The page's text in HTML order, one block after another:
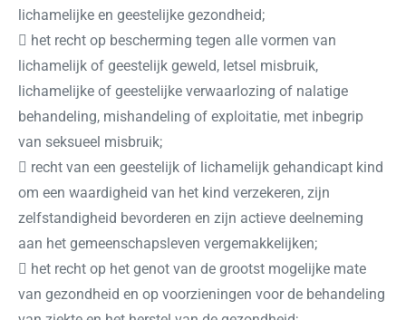
lichamelijke en geestelijke gezondheid;
 het recht op bescherming tegen alle vormen van
lichamelijk of geestelijk geweld, letsel misbruik,
lichamelijke of geestelijke verwaarlozing of nalatige
behandeling, mishandeling of exploitatie, met inbegrip
van seksueel misbruik;
 recht van een geestelijk of lichamelijk gehandicapt kind
om een waardigheid van het kind verzekeren, zijn
zelfstandigheid bevorderen en zijn actieve deelneming
aan het gemeenschapsleven vergemakkelijken;
 het recht op het genot van de grootst mogelijke mate
van gezondheid en op voorzieningen voor de behandeling